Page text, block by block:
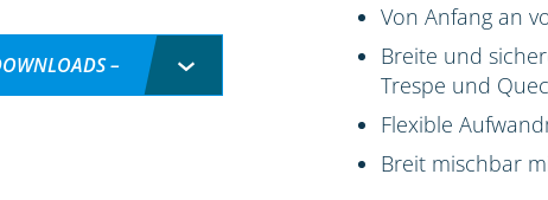
–
Von Anfang an
Breite und
Trespe und
Flexible
Breit mischbar